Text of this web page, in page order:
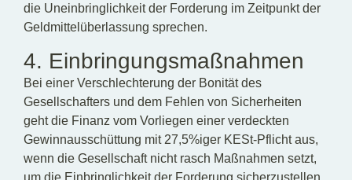
die Uneinbringlichkeit der Forderung im Zeitpunkt der
Geldmittelüberlassung sprechen.
4. Einbringungsmaßnahmen
Bei einer Verschlechterung der Bonität des
Gesellschafters und dem Fehlen von Sicherheiten
geht die Finanz vom Vorliegen einer verdeckten
Gewinnausschüttung mit 27,5%iger KESt-Pflicht aus,
wenn die Gesellschaft nicht rasch Maßnahmen setzt,